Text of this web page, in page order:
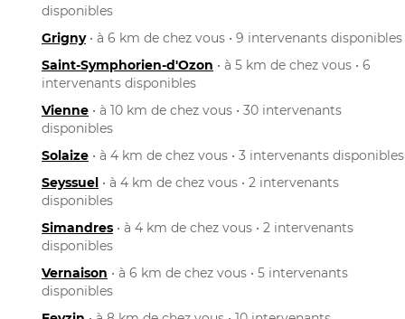
disponibles
Grigny• à 6 km de chez vous • 9 intervenants disponibles
Saint-Symphorien-d'Ozon • à 5 km de chez vous • 6
intervenants disponibles
Vienne • à 10 km de chez vous • 30 intervenants
disponibles
Solaize • à 4 km de chez vous • 3 intervenants disponibles
Seyssuel • à 4 km de chez vous • 2 intervenants
disponibles
Simandres • à 4 km de chez vous • 2 intervenants
disponibles
Vernaison • à 6 km de chez vous • 5 intervenants
disponibles